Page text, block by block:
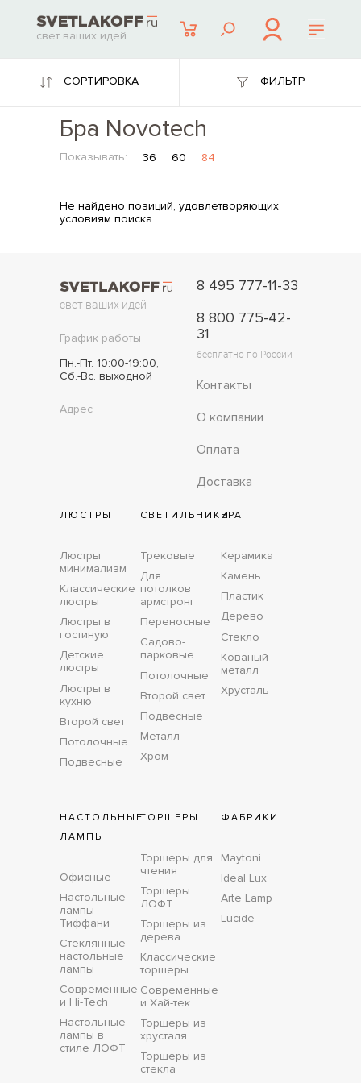
свет ваших идей
СОРТИРОВКА ФИЛЬТР
Бра Novotech
Показывать: 36 60 84
Не найдено позиций, удовлетворяющих
условиям поиска
свет ваших идей
График работы
Пн.-Пт. 10:00-19:00,
Сб.-Вс. выходной
Адрес
8 495 777-11-33
8 800 775-42-
31
бесплатно по России
Контакты
О компании
Оплата
Доставка
ЛЮСТРЫ
Люстры
минимализм
Классические
люстры
Люстры в
гостиную
Детские
люстры
Люстры в
кухню
Второй свет
Потолочные
Подвесные
СВЕТИЛЬНИКИ
Трековые
Для
потолков
армстронг
Переносные
Садово-
парковые
Потолочные
Второй свет
Подвесные
Металл
Хром
БРА
Керамика
Камень
Пластик
Дерево
Стекло
Кованый
металл
Хрусталь
НАСТОЛЬНЫЕ
ЛАМПЫ
Офисные
Настольные
лампы
Тиффани
Стеклянные
настольные
лампы
Современные
и Hi-Tech
Настольные
лампы в
стиле ЛОФТ
ТОРШЕРЫ
Торшеры для
чтения
Торшеры
ЛОФТ
Торшеры из
дерева
Классические
торшеры
Современные
и Хай-тек
Торшеры из
хрусталя
Торшеры из
стекла
ФАБРИКИ
Maytoni
Ideal Lux
Arte Lamp
Lucide